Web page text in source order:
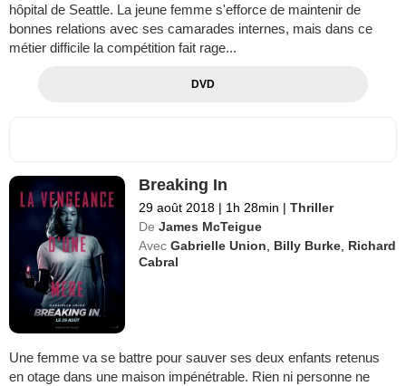
hôpital de Seattle. La jeune femme s'efforce de maintenir de
bonnes relations avec ses camarades internes, mais dans ce
métier difficile la compétition fait rage...
DVD
Breaking In
29 août 2018 | 1h 28min | Thriller
De James McTeigue
Avec Gabrielle Union Billy Burke Richard
Cabral
Une femme va se battre pour sauver ses deux enfants retenus
en otage dans une maison impénétrable. Rien ni personne ne